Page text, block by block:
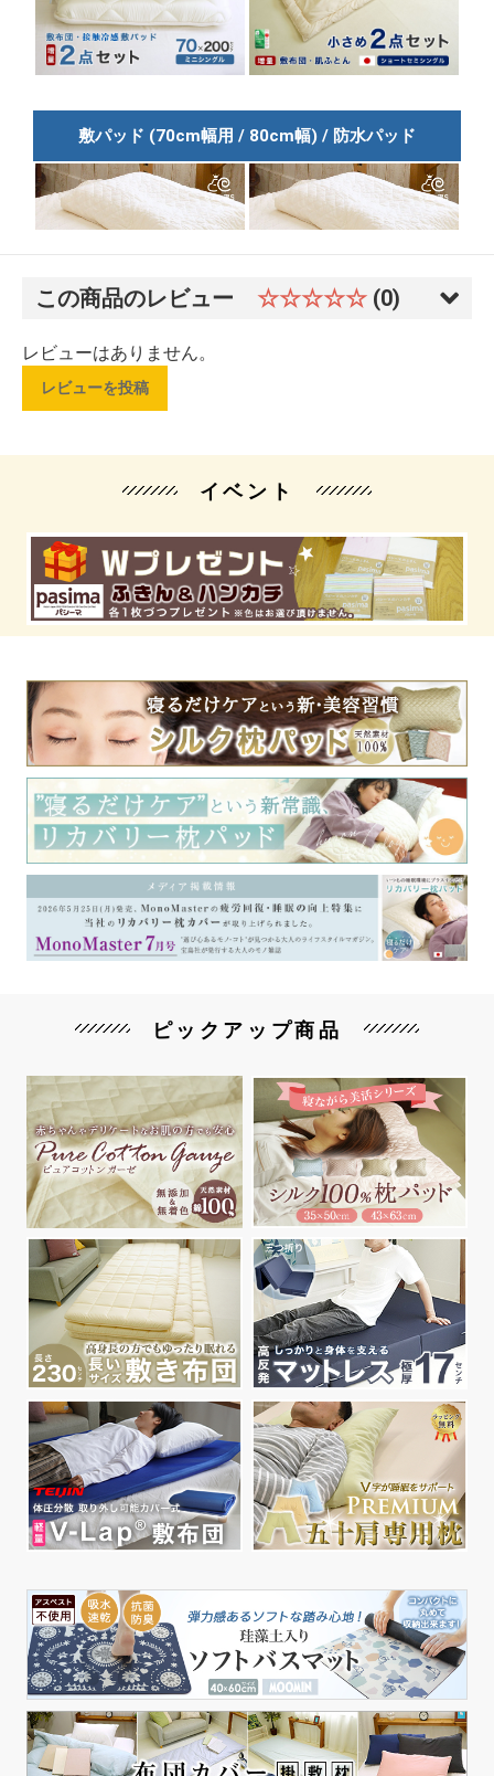
この商品のレビュー ☆☆☆☆☆ (0)
レビューはありません。
レビューを投稿
イベント
ピックアップ商品